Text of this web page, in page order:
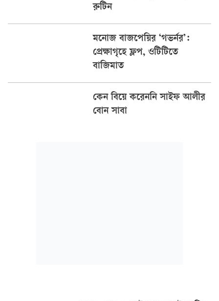
রুটিন
মনোজ বাজপেয়ির ‘গভর্নর’:
প্রেক্ষাগৃহে ফ্লপ, ওটিটিতে
বাজিমাত
কেন বিয়ে করেননি সাইফ আলীর
বোন সাবা